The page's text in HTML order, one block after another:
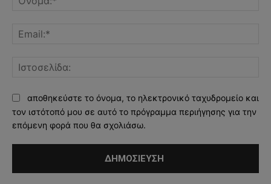
αποθηκεύστε το όνομα, το ηλεκτρονικό ταχυδρομείο και
τον ιστότοπό μου σε αυτό το πρόγραμμα περιήγησης για την
επόμενη φορά που θα σχολιάσω.